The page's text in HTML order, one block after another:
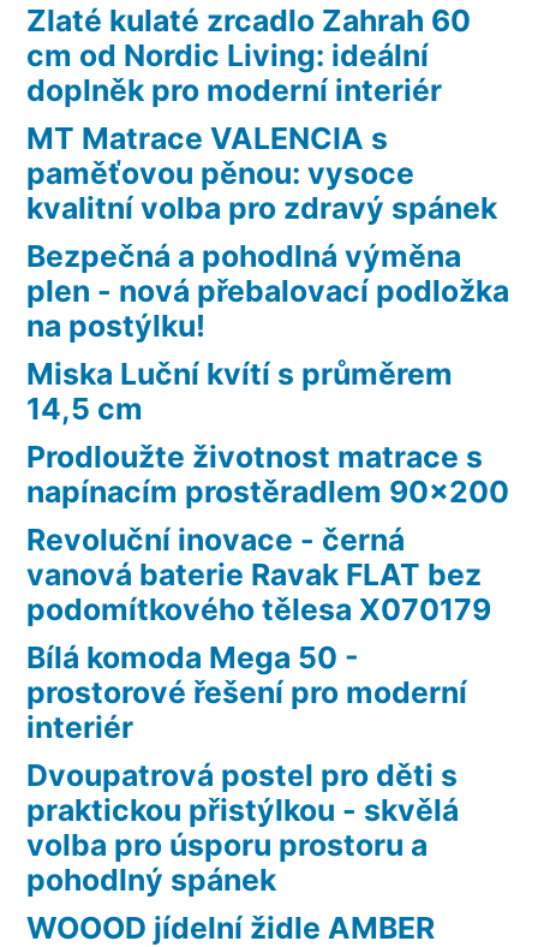
Zlaté kulaté zrcadlo Zahrah 60
cm od Nordic Living: ideální
doplněk pro moderní interiér
MT Matrace VALENCIA s
paměťovou pěnou: vysoce
kvalitní volba pro zdravý spánek
Bezpečná a pohodlná výměna
plen - nová přebalovací podložka
na postýlku!
Miska Luční kvítí s průměrem
14,5 cm
Prodloužte životnost matrace s
napínacím prostěradlem 90×200
Revoluční inovace - černá
vanová baterie Ravak FLAT bez
podomítkového tělesa X070179
Bílá komoda Mega 50 -
prostorové řešení pro moderní
interiér
Dvoupatrová postel pro děti s
praktickou přistýlkou - skvělá
volba pro úsporu prostoru a
pohodlný spánek
WOOOD jídelní židle AMBER